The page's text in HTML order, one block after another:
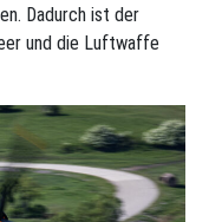
Dadurch ist der
und die Luftwaffe